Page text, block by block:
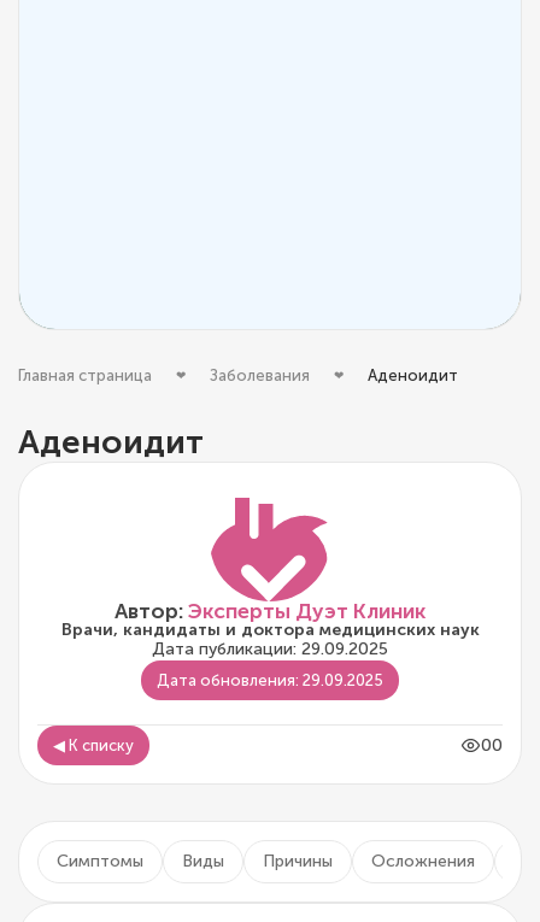
Главная страница Заболевания Аденоидит
Аденоидит
Автор:Эксперты Дуэт Клиник
Врачи, кандидаты и доктора медицинских наук
Дата публикации: 29.09.2025
Дата обновления: 29.09.2025
◀ К списку 00
Симптомы Виды Причины Осложнения